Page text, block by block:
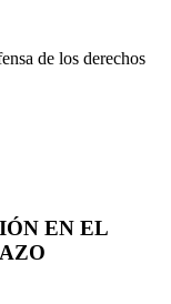
de los derechos
EN EL